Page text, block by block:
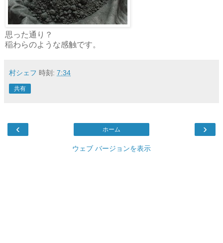
思った通り？
稲わらのような感触です。
村シェフ 時刻: 7:34
共有
‹ ›
ホーム
ウェブ バージョンを表示